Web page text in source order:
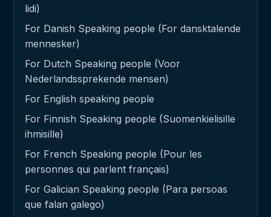
lidi)
For Danish Speaking people (For dansktalende
mennesker)
For Dutch Speaking people (Voor
Nederlandssprekende mensen)
For English speaking people
For Finnish Speaking people (Suomenkielisille
ihmisille)
For French Speaking people (Pour les
personnes qui parlent français)
For Galician Speaking people (Para persoas
que falan galego)